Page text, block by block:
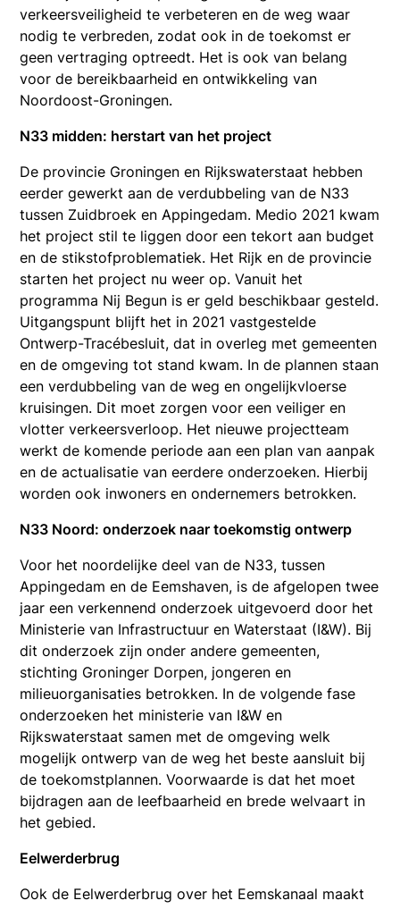
verkeersveiligheid te verbeteren en de weg waar
nodig te verbreden, zodat ook in de toekomst er
geen vertraging optreedt. Het is ook van belang
voor de bereikbaarheid en ontwikkeling van
Noordoost-Groningen.
N33 midden: herstart van het project
De provincie Groningen en Rijkswaterstaat hebben
eerder gewerkt aan de verdubbeling van de N33
tussen Zuidbroek en Appingedam. Medio 2021 kwam
het project stil te liggen door een tekort aan budget
en de stikstofproblematiek. Het Rijk en de provincie
starten het project nu weer op. Vanuit het
programma Nij Begun is er geld beschikbaar gesteld.
Uitgangspunt blijft het in 2021 vastgestelde
Ontwerp-Tracébesluit, dat in overleg met gemeenten
en de omgeving tot stand kwam. In de plannen staan
een verdubbeling van de weg en ongelijkvloerse
kruisingen. Dit moet zorgen voor een veiliger en
vlotter verkeersverloop. Het nieuwe projectteam
werkt de komende periode aan een plan van aanpak
en de actualisatie van eerdere onderzoeken. Hierbij
worden ook inwoners en ondernemers betrokken.
N33 Noord: onderzoek naar toekomstig ontwerp
Voor het noordelijke deel van de N33, tussen
Appingedam en de Eemshaven, is de afgelopen twee
jaar een verkennend onderzoek uitgevoerd door het
Ministerie van Infrastructuur en Waterstaat (I&W). Bij
dit onderzoek zijn onder andere gemeenten,
stichting Groninger Dorpen, jongeren en
milieuorganisaties betrokken. In de volgende fase
onderzoeken het ministerie van I&W en
Rijkswaterstaat samen met de omgeving welk
mogelijk ontwerp van de weg het beste aansluit bij
de toekomstplannen. Voorwaarde is dat het moet
bijdragen aan de leefbaarheid en brede welvaart in
het gebied.
Eelwerderbrug
Ook de Eelwerderbrug over het Eemskanaal maakt